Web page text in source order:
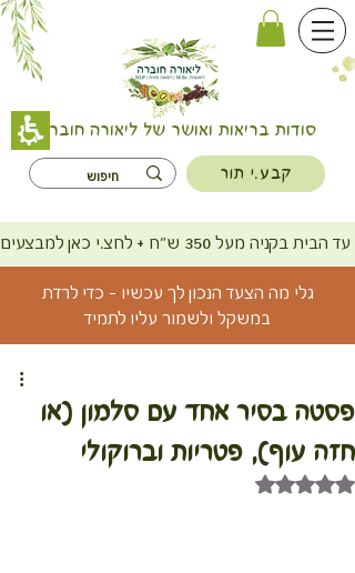
סודות בריאות ואושר של ליאורה חוברה
קבע.י תור
ש"ח + לחצ.י כאן למבצעים
גלי מה הצעד הנכון לך עכשיו - כדי לרדת
במשקל ולשמור עליו לתמיד
פסטה בסיר אחד עם סלמון (או
חזה עוף), פטריות וברוקולי
דירוג של NaN מתוך 5 כוכבים